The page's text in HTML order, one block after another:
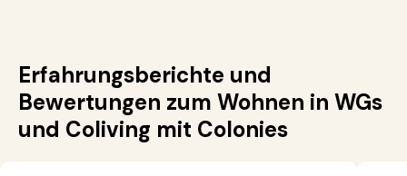
Erfahrungsberichte und
Bewertungen zum Wohnen in WGs
und Coliving mit Colonies